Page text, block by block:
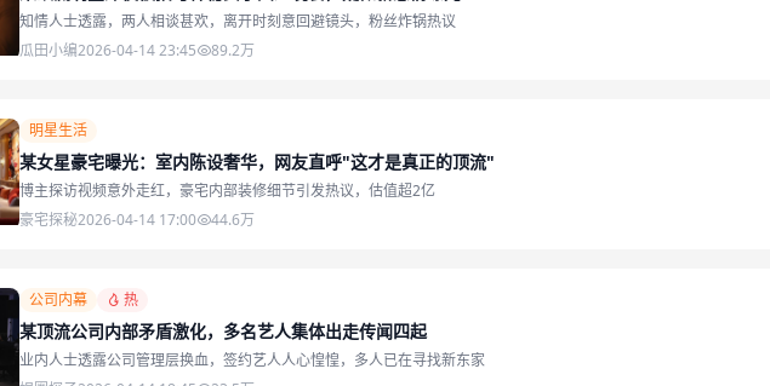
知情人士透露，两人相谈甚欢，离开时刻意回避镜头，粉丝炸锅热议
瓜田小编2026-04-14 23:45 89.2万
明星生活
某女星豪宅曝光：室内陈设奢华，网友直呼"这才是真正的顶流"
博主探访视频意外走红，豪宅内部装修细节引发热议，估值超2亿
豪宅探秘2026-04-14 17:00 44.6万
公司内幕 热
某顶流公司内部矛盾激化，多名艺人集体出走传闻四起
业内人士透露公司管理层换血，签约艺人人心惶惶，多人已在寻找新东家